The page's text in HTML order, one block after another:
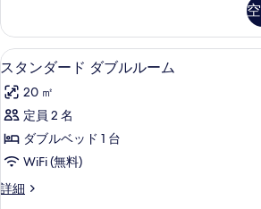
ン
ル
ー
ム
の
す
べ
て
ー
ド
ツ
ン
ル
ム
の
細
ス
タ
ン
ダ
ー
ダ
セーフテ
9
スタンダード ダブルルーム
20 ㎡
定員 2 名
ダブルベッド 1 台
WiFi (無料)
詳細
ス